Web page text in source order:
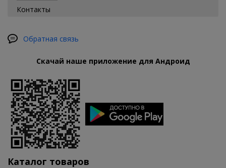
Контакты
Обратная связь
Скачай наше приложение для Андроид
Каталог товаров